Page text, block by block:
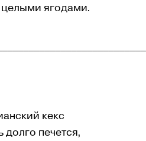
ягодами.
кекс
печется,